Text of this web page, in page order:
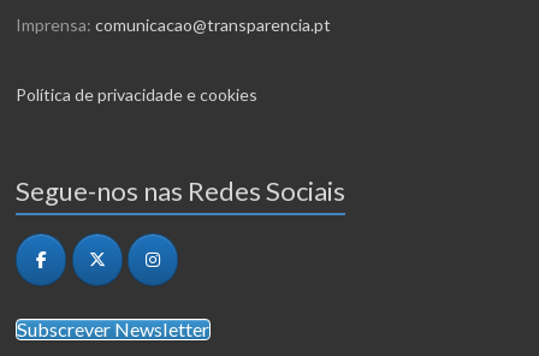
Imprensa:comunicacao@transparencia.pt
Política de privacidade e cookies
Segue-nos nas Redes Sociais
Subscrever Newsletter